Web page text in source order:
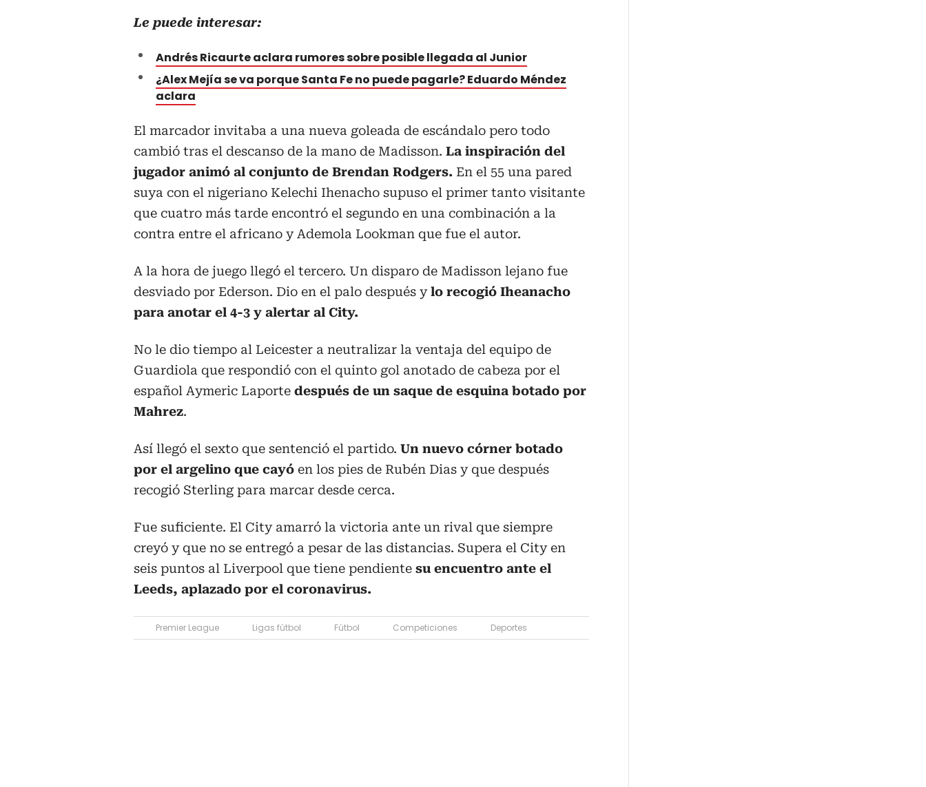
Le puede interesar:
Andrés Ricaurte aclara rumores sobre posible llegada al Junior
¿Alex Mejía se va porque Santa Fe no puede pagarle? Eduardo Méndez
aclara
El marcador invitaba a una nueva goleada de escándalo pero todo
cambió tras el descanso de la mano de Madisson. La inspiración del
jugador animó al conjunto de Brendan Rodgers. En el 55 una pared
suya con el nigeriano Kelechi Ihenacho supuso el primer tanto visitante
que cuatro más tarde encontró el segundo en una combinación a la
contra entre el africano y Ademola Lookman que fue el autor.
A la hora de juego llegó el tercero. Un disparo de Madisson lejano fue
desviado por Ederson. Dio en el palo después ylo recogió Iheanacho
para anotar el 4-3 y alertar al City.
No le dio tiempo al Leicester a neutralizar la ventaja del equipo de
Guardiola que respondió con el quinto gol anotado de cabeza por el
español Aymeric Laporte después de un saque de esquina botado por
Mahrez.
Así llegó el sexto que sentenció el partido. Un nuevo córner botado
por el argelino que cayó en los pies de Rubén Dias y que después
recogió Sterling para marcar desde cerca.
Fue suficiente. El City amarró la victoria ante un rival que siempre
creyó y que no se entregó a pesar de las distancias. Supera el City en
seis puntos al Liverpool que tiene pendiente su encuentro ante el
Leeds, aplazado por el coronavirus.
Premier League Ligas fútbol Fútbol Competiciones Deportes